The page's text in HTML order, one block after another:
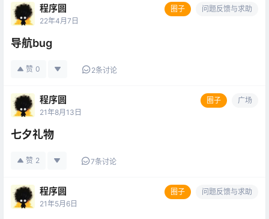
程序圆 圈子
问题反馈与求助
22年4月7日
导航bug
赞 0 2条讨论
程序圆 圈子
广场
21年8月13日
七夕礼物
赞 2 7条讨论
程序圆 圈子
问题反馈与求助
21年5月6日